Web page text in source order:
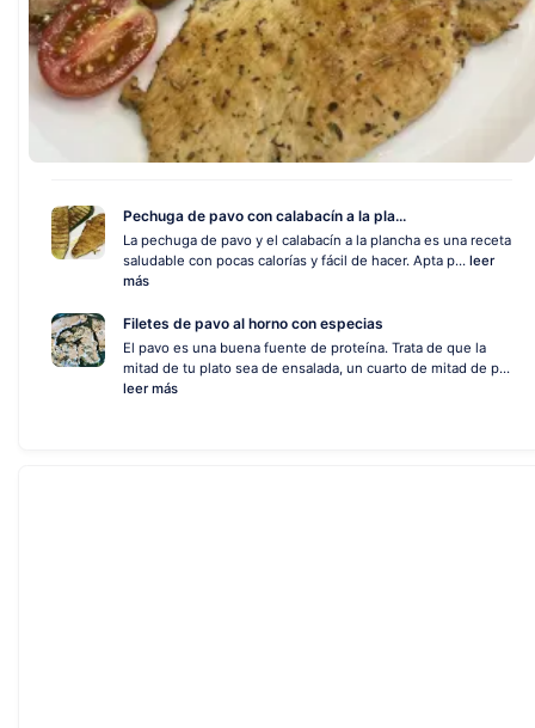
Pechuga de pavo con calabacín a la pla...
La pechuga de pavo y el calabacín a la plancha es una receta
saludable con pocas calorías y fácil de hacer. Apta p... leer
más
Filetes de pavo al horno con especias
El pavo es una buena fuente de proteína. Trata de que la
mitad de tu plato sea de ensalada, un cuarto de mitad de p...
leer más